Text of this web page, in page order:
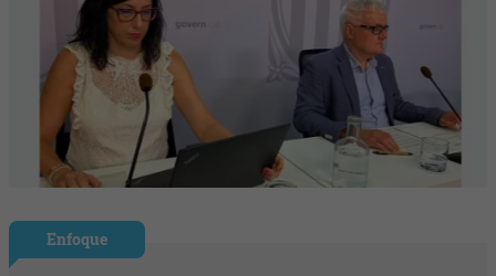
Enfoque